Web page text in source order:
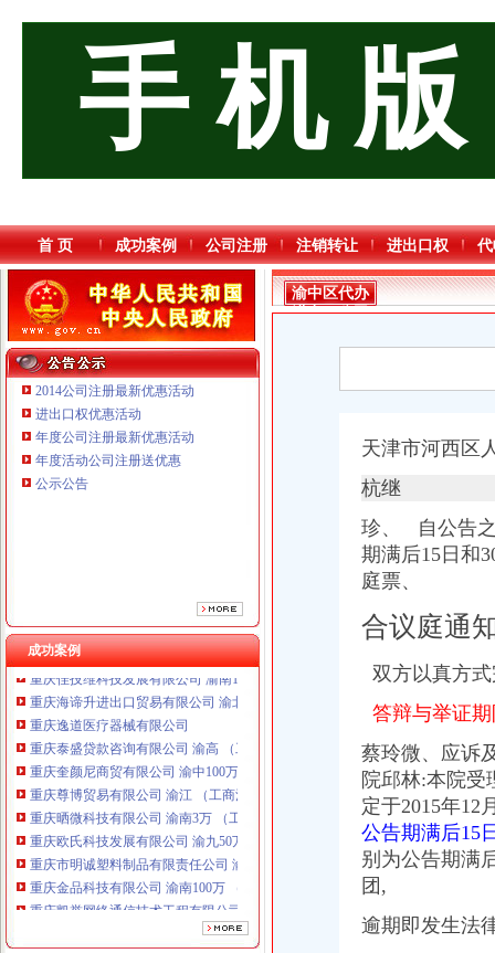
手 机 版
首 页 成功案例 公司注册 注销转让 进出口权
2014公司注册最新优惠活动
进出口权优惠活动
年度公司注册最新优惠活动
年度活动公司注册送优惠
公示公告
成功案例
重庆海谛升进出口贸易有限公司 渝北100万 （进出口权）
重庆逸道医疗器械有限公司
重庆泰盛贷款咨询有限公司 渝高 （工商注册）
重庆奎颜尼商贸有限公司 渝中100万 （工商注册）
重庆尊博贸易有限公司 渝江 （工商注册）
重庆晒微科技有限公司 渝南3万 （工商注册）
重庆欧氏科技发展有限公司 渝九50万 （进出口权）
重庆市明诚塑料制品有限责任公司 渝高100万 （进出口权）
重庆金品科技有限公司 渝南100万 （进出口权）
重庆凯誉网络通信技术工程有限公司 渝中300万 （工商变更）
重庆佳技维科技发展有限公司 渝南100万 （进出口权）
重庆海谛升进出口贸易有限公司 渝北100万 （进出口权）
重庆逸道医疗器械有限公司
渝中区代办
进出口公司
天津市河西区
杭继
珍、 自公告
期满后15日和
庭票、
合议庭通
双方以真方
答辩与举证
蔡玲微、应诉
院邱林:本院
定于2015年12
公告期满后15
别为公告期满
团,
逾期即发生法